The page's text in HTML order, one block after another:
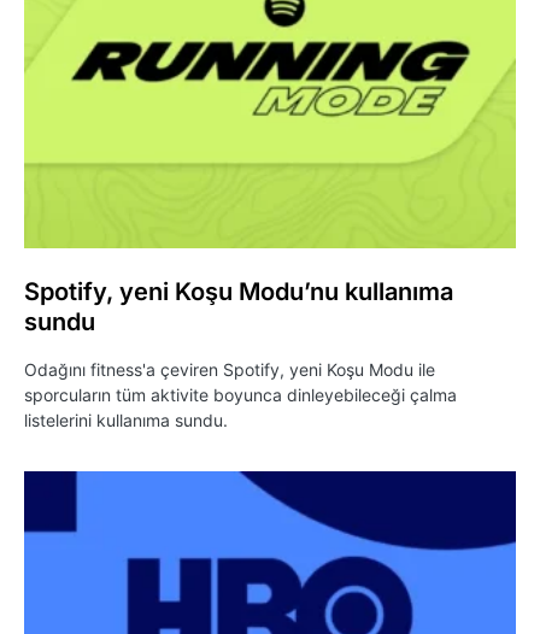
Spotify, yeni Koşu Modu’nu kullanıma
sundu
Odağını fitness'a çeviren Spotify, yeni Koşu Modu ile
sporcuların tüm aktivite boyunca dinleyebileceği çalma
listelerini kullanıma sundu.